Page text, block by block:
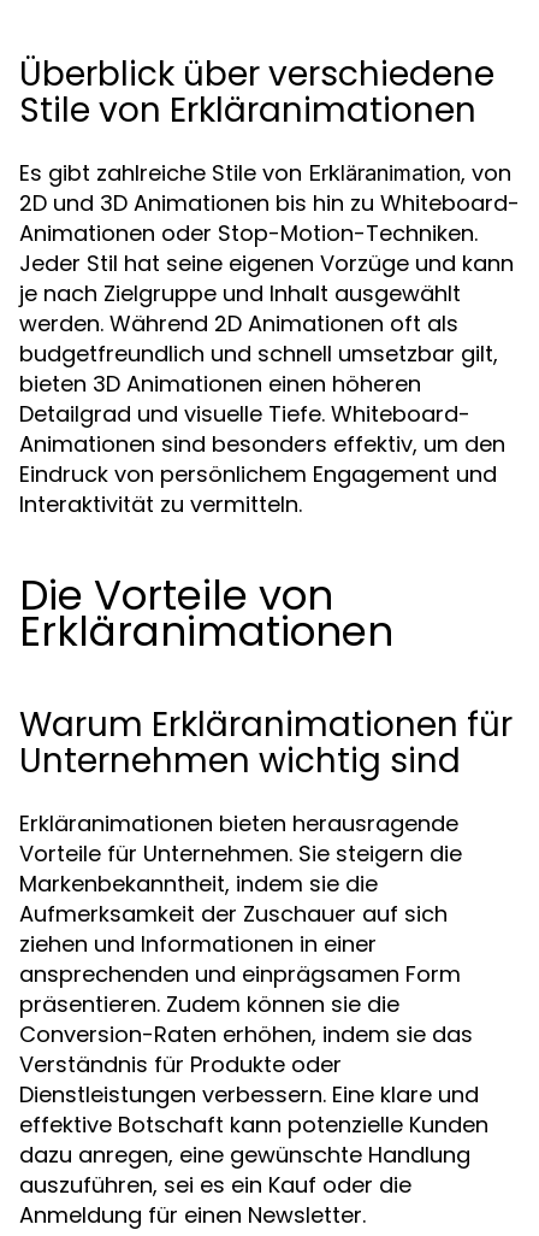
Überblick über verschiedene
Stile von Erkläranimationen
Es gibt zahlreiche Stile von Erkläranimation, von
2D und 3D Animationen bis hin zu Whiteboard-
Animationen oder Stop-Motion-Techniken.
Jeder Stil hat seine eigenen Vorzüge und kann
je nach Zielgruppe und Inhalt ausgewählt
werden. Während 2D Animationen oft als
budgetfreundlich und schnell umsetzbar gilt,
bieten 3D Animationen einen höheren
Detailgrad und visuelle Tiefe. Whiteboard-
Animationen sind besonders effektiv, um den
Eindruck von persönlichem Engagement und
Interaktivität zu vermitteln.
Die Vorteile von
Erkläranimationen
Warum Erkläranimationen für
Unternehmen wichtig sind
Erkläranimationen bieten herausragende
Vorteile für Unternehmen. Sie steigern die
Markenbekanntheit, indem sie die
Aufmerksamkeit der Zuschauer auf sich
ziehen und Informationen in einer
ansprechenden und einprägsamen Form
präsentieren. Zudem können sie die
Conversion-Raten erhöhen, indem sie das
Verständnis für Produkte oder
Dienstleistungen verbessern. Eine klare und
effektive Botschaft kann potenzielle Kunden
dazu anregen, eine gewünschte Handlung
auszuführen, sei es ein Kauf oder die
Anmeldung für einen Newsletter.